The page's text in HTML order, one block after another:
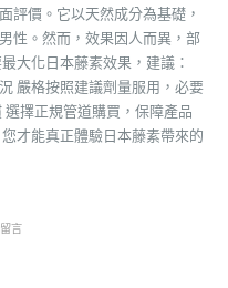
評價。它以天然成分為基礎，
性。然而，效果因人而異，部
大化日本藤素效果，建議：
嚴格按照建議劑量服用，必要
擇正規管道購買，保障產品
才能真正體驗日本藤素帶來的
言